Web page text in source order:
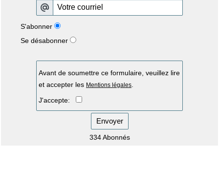
S'abonner
Se désabonner
Avant de soumettre ce formulaire, veuillez lire
et accepter les Mentions légales
J'accepte:
Envoyer
334 Abonnés